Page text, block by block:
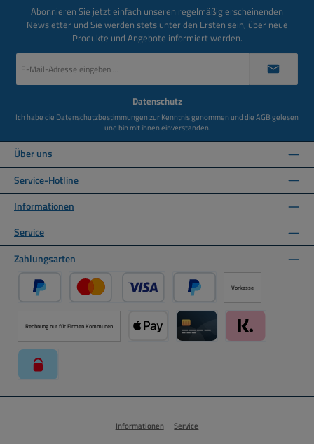
Abonnieren Sie jetzt einfach unseren regelmäßig erscheinenden
Newsletter und Sie werden stets unter den Ersten sein, über neue
Produkte und Angebote informiert werden.
Mail-
Datenschutz
Ich habe die Datenschutzbestimmungenzur Kenntnis genommen und dieAGBgelesen
und bin mit ihnen einverstanden.
Über uns
Service-Hotline
Informationen
Service
Zahlungsarten
PayPal Kredit- oder Debitkarte über PayPal
Später Bezahlen über PayPal
Vorkasse
Rechnung nur für Firmen Kommunen
Informationen Service